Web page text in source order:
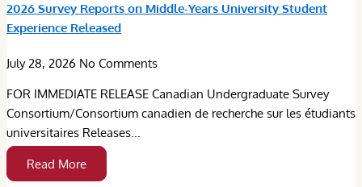
2026 Survey Reports on Middle-Years University Student
Experience Released
July 28, 2026 No Comments
FOR IMMEDIATE RELEASE Canadian Undergraduate Survey
Consortium/Consortium canadien de recherche sur les étudiants
universitaires Releases...
Read More